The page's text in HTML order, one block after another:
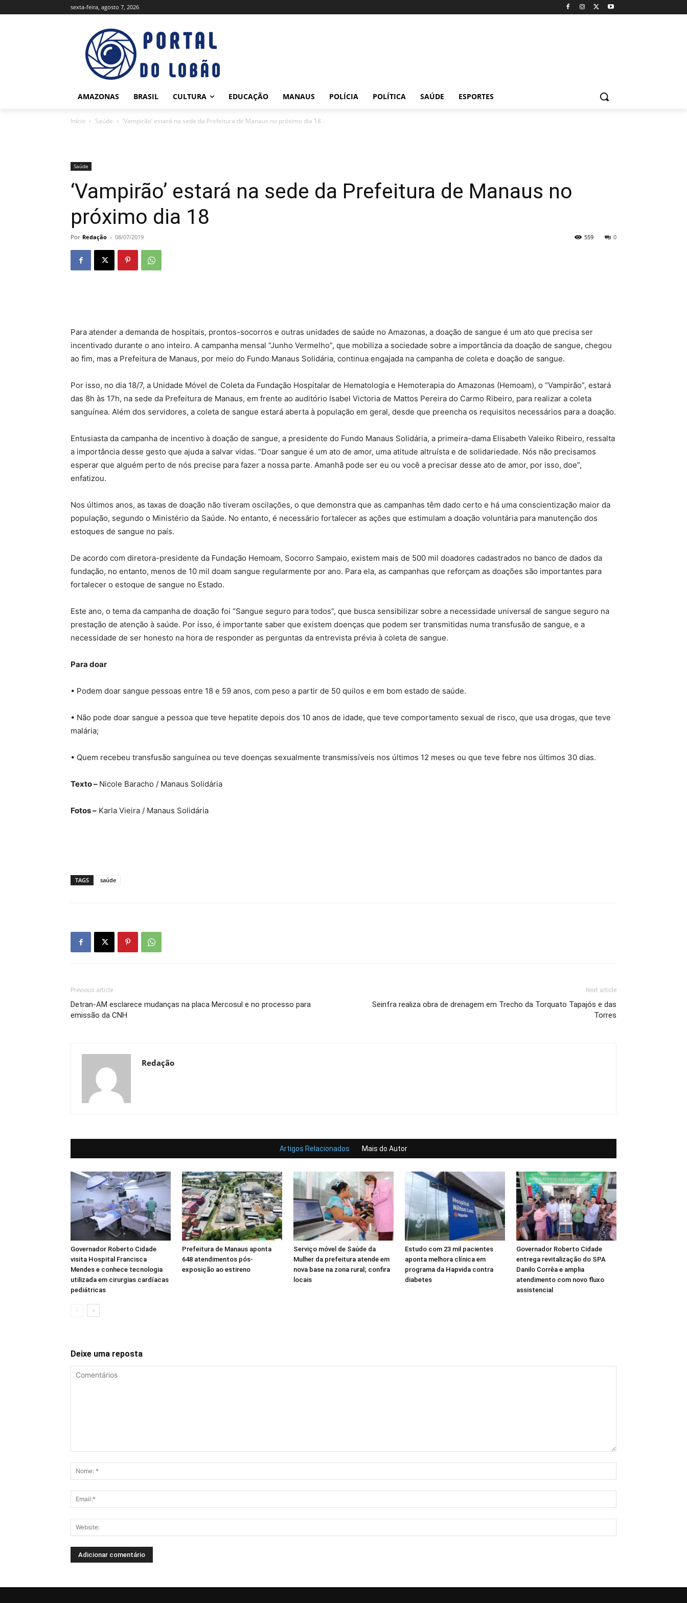
sexta-feira, agosto 7, 2026
AMAZONAS BRASIL CULTURA EDUCAÇÃO MANAUS POLÍCIA POLÍTICA SAÚDE ESPORTES
Início Saúde ‘Vampirão’ estará na sede da Prefeitura de Manaus no próximo dia 18
Saúde
‘Vampirão’ estará na sede da Prefeitura de Manaus no
próximo dia 18
Por Redação - 08/07/2019 0
559
Para atender a demanda de hospitais, prontos-socorros e outras unidades de saúde no Amazonas, a doação de sangue é um ato que precisa ser
incentivado durante o ano inteiro. A campanha mensal “Junho Vermelho”, que mobiliza a sociedade sobre a importância da doação de sangue, chegou
ao fim, mas a Prefeitura de Manaus, por meio do Fundo Manaus Solidária, continua engajada na campanha de coleta e doação de sangue.
Por isso, no dia 18/7, a Unidade Móvel de Coleta da Fundação Hospitalar de Hematologia e Hemoterapia do Amazonas (Hemoam), o “Vampirão”, estará
das 8h às 17h, na sede da Prefeitura de Manaus, em frente ao auditório Isabel Victoria de Mattos Pereira do Carmo Ribeiro, para realizar a coleta
sanguínea. Além dos servidores, a coleta de sangue estará aberta à população em geral, desde que preencha os requisitos necessários para a doação.
Entusiasta da campanha de incentivo à doação de sangue, a presidente do Fundo Manaus Solidária, a primeira-dama Elisabeth Valeiko Ribeiro, ressalta
a importância desse gesto que ajuda a salvar vidas. “Doar sangue é um ato de amor, uma atitude altruísta e de solidariedade. Nós não precisamos
esperar que alguém perto de nós precise para fazer a nossa parte. Amanhã pode ser eu ou você a precisar desse ato de amor, por isso, doe”,
enfatizou.
Nos últimos anos, as taxas de doação não tiveram oscilações, o que demonstra que as campanhas têm dado certo e há uma conscientização maior da
população, segundo o Ministério da Saúde. No entanto, é necessário fortalecer as ações que estimulam a doação voluntária para manutenção dos
estoques de sangue no país.
De acordo com diretora-presidente da Fundação Hemoam, Socorro Sampaio, existem mais de 500 mil doadores cadastrados no banco de dados da
fundação, no entanto, menos de 10 mil doam sangue regularmente por ano. Para ela, as campanhas que reforçam as doações são importantes para
fortalecer o estoque de sangue no Estado.
Este ano, o tema da campanha de doação foi “Sangue seguro para todos”, que busca sensibilizar sobre a necessidade universal de sangue seguro na
prestação de atenção à saúde. Por isso, é importante saber que existem doenças que podem ser transmitidas numa transfusão de sangue, e a
necessidade de ser honesto na hora de responder as perguntas da entrevista prévia à coleta de sangue.
Para doar
• Podem doar sangue pessoas entre 18 e 59 anos, com peso a partir de 50 quilos e em bom estado de saúde.
• Não pode doar sangue a pessoa que teve hepatite depois dos 10 anos de idade, que teve comportamento sexual de risco, que usa drogas, que teve
malária;
• Quem recebeu transfusão sanguínea ou teve doenças sexualmente transmissíveis nos últimos 12 meses ou que teve febre nos últimos 30 dias.
Texto – Nicole Baracho / Manaus Solidária
Fotos – Karla Vieira / Manaus Solidária
TAGS saúde
Previous article
Detran-AM esclarece mudanças na placa Mercosul e no processo para
emissão da CNH
Next article
Seinfra realiza obra de drenagem em Trecho da Torquato Tapajós e das
Torres
Redação
Artigos Relacionados Mais do Autor
Governador Roberto Cidade
visita Hospital Francisca
Mendes e conhece tecnologia
utilizada em cirurgias cardíacas
pediátricas
Prefeitura de Manaus aponta
648 atendimentos pós-
exposição ao estireno
Serviço móvel de Saúde da
Mulher da prefeitura atende em
nova base na zona rural; confira
locais
Estudo com 23 mil pacientes
aponta melhora clínica em
programa da Hapvida contra
diabetes
Governador Roberto Cidade
entrega revitalização do SPA
Danilo Corrêa e amplia
atendimento com novo fluxo
assistencial
Deixe uma reposta